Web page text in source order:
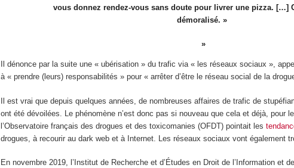
vous donnez rendez-vous sans doute pour livrer une pizza. […]
démoralisé. »
Il dénonce par la suite une « ubérisation » du trafic via « les réseaux sociaux »,
à « prendre (leurs) responsabilités » pour « arrêter d’être le réseau social de la
Il est vrai que depuis quelques années, de nombreuses affaires de trafic de
ont été dévoilées. Le phénomène n’est donc pas si nouveau que cela et déjà, pour
l’Observatoire français des drogues et des toxicomanies (OFDT) pointait les
drogues, à recourir au dark web et à Internet. Les réseaux sociaux vont également
En novembre 2019, l’Institut de Recherche et d’Études en Droit de l’Information et